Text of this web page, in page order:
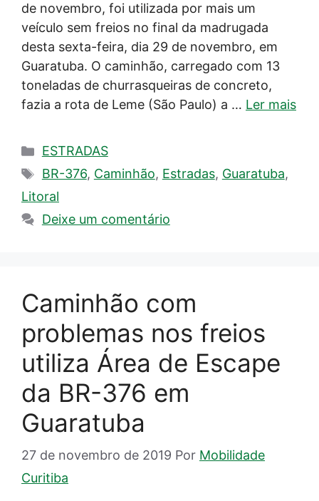
de novembro, foi utilizada por mais um
veículo sem freios no final da madrugada
desta sexta-feira, dia 29 de novembro, em
Guaratuba. O caminhão, carregado com 13
toneladas de churrasqueiras de concreto,
fazia a rota de Leme (São Paulo) a … Ler mais
Categorias
ESTRADAS
Tags
BR-376, Caminhão, Estradas, Guaratuba,
Litoral
Deixe um comentário
Caminhão com
problemas nos freios
utiliza Área de Escape
da BR-376 em
Guaratuba
27 de novembro de 2019 Por Mobilidade
Curitiba